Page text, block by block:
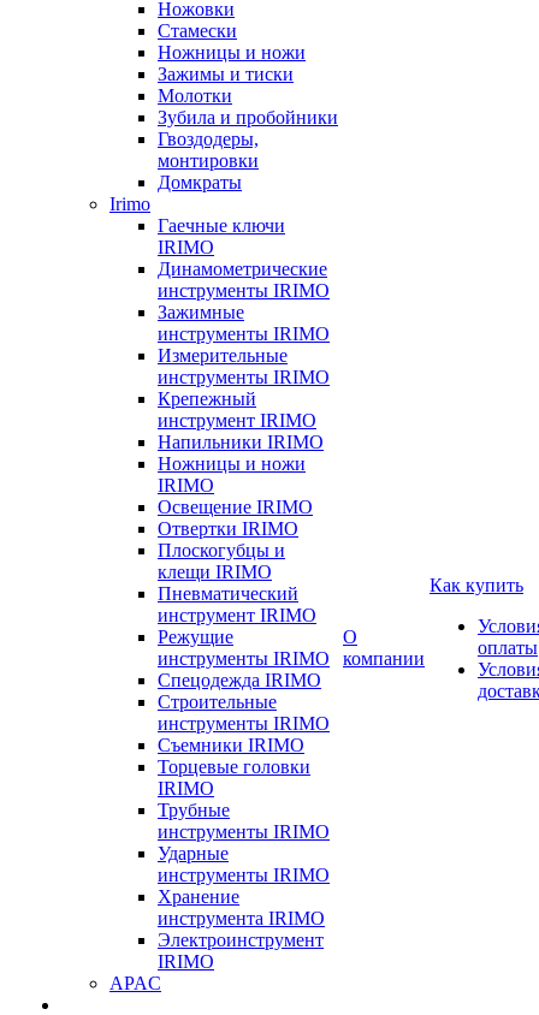
Ножовки
Стамески
Ножницы и ножи
Зажимы и тиски
Молотки
Зубила и пробойники
Гвоздодеры,
монтировки
Домкраты
Irimo
Гаечные ключи
IRIMO
Динамометрические
инструменты IRIMO
Зажимные
инструменты IRIMO
Измерительные
инструменты IRIMO
Крепежный
инструмент IRIMO
Напильники IRIMO
Ножницы и ножи
IRIMO
Освещение IRIMO
Отвертки IRIMO
Плоскогубцы и
клещи IRIMO
Пневматический
инструмент IRIMO
Режущие
инструменты IRIMO
Спецодежда IRIMO
Строительные
инструменты IRIMO
Съемники IRIMO
Торцевые головки
IRIMO
Трубные
инструменты IRIMO
Ударные
инструменты IRIMO
Хранение
инструмента IRIMO
Электроинструмент
IRIMO
APAC
О
компании
Как купить
оплаты